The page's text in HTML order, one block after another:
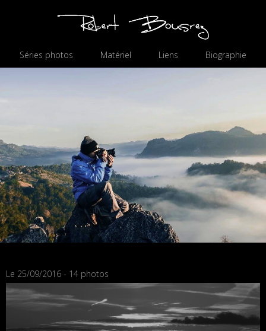
Séries photos Matériel Liens Biographie
Le 25/09/2016 - 14 photos